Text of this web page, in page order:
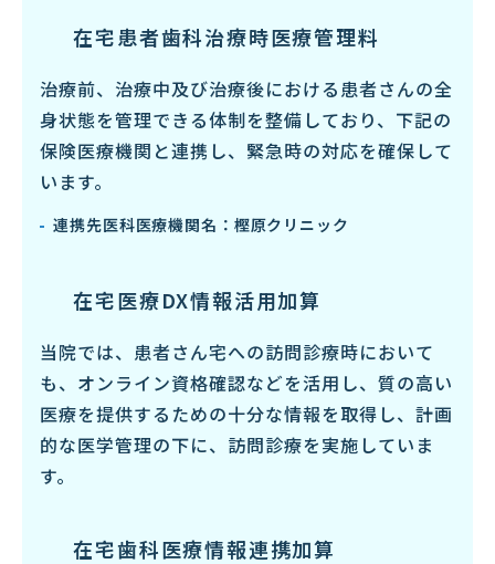
在宅患者歯科治療時医療管理料
治療前、治療中及び治療後における患者さんの全
身状態を管理できる体制を整備しており、下記の
保険医療機関と連携し、緊急時の対応を確保して
います。
連携先医科医療機関名：樫原クリニック
在宅医療DX情報活用加算
当院では、患者さん宅への訪問診療時において
も、オンライン資格確認などを活用し、質の高い
医療を提供するための十分な情報を取得し、計画
的な医学管理の下に、訪問診療を実施していま
す。
在宅歯科医療情報連携加算